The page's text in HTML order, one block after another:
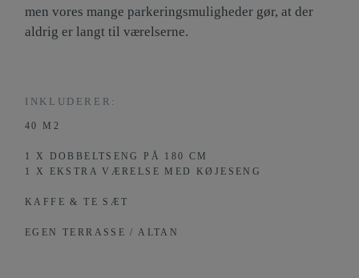
men vores mange parkeringsmuligheder gør, at der
aldrig er langt til værelserne.
INKLUDERER:
40 M2
1 X DOBBELTSENG PÅ 180 CM
1 X EKSTRA VÆRELSE MED KØJESENG
KAFFE & TE SÆT
EGEN TERRASSE / ALTAN